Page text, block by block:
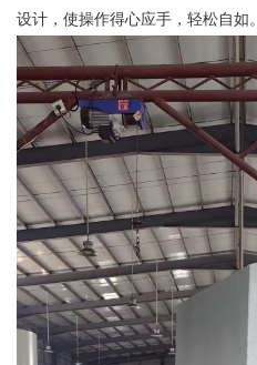
设计，使操作得心应手，轻松自如。